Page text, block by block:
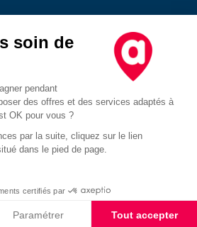
téléphonique
soin de
pendant
des offres et des services adaptés à
OK pour vous ?
par la suite, cliquez sur le lien
dans le pied de page.
certifiés par
Paramétrer Tout accepter